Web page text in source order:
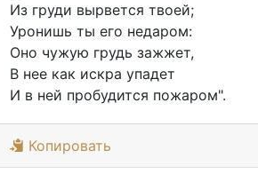
Из груди вырвется твоей;
Уронишь ты его недаром:
Оно чужую грудь зажжет,
В нее как искра упадет
И в ней пробудится пожаром".
Копировать